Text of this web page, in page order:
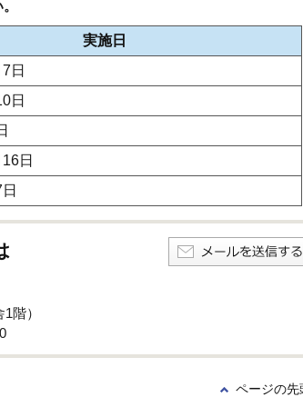
実施日
日
日
日
階）
ページの先